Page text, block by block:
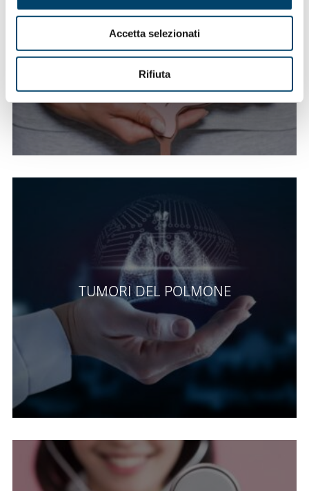
Accetta selezionati
Rifiuta
TUMORI DEL COLON RETTO
TUMORI DEL POLMONE